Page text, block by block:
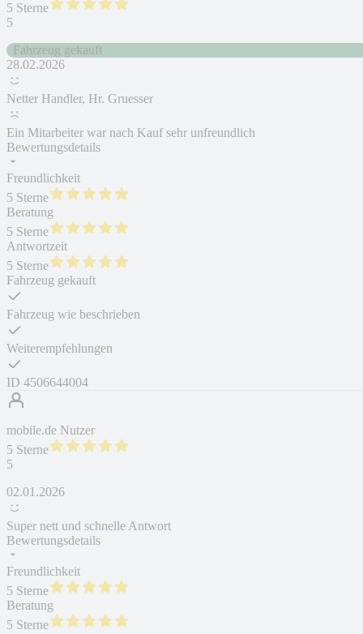
5 Sterne
5
Fahrzeug gekauft
28.02.2026
Netter Handler, Hr. Gruesser
Ein Mitarbeiter war nach Kauf sehr unfreundlich
Bewertungsdetails
Freundlichkeit
5 Sterne
Beratung
5 Sterne
Antwortzeit
5 Sterne
Fahrzeug gekauft
Fahrzeug wie beschrieben
Weiterempfehlungen
ID 4506644004
mobile.de Nutzer
5 Sterne
5
02.01.2026
Super nett und schnelle Antwort
Bewertungsdetails
Freundlichkeit
5 Sterne
Beratung
5 Sterne